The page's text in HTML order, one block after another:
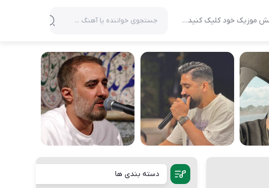
موزیک خود کلیک کنید…
دسته بندی ها